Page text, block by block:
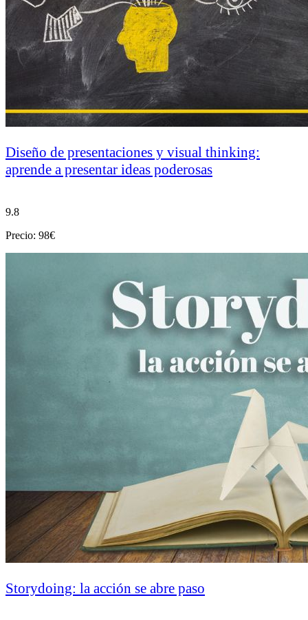
Diseño de presentaciones y visual thinking:
aprende a presentar ideas poderosas
9.8
Precio: 98€
Storydoing: la acción se abre paso